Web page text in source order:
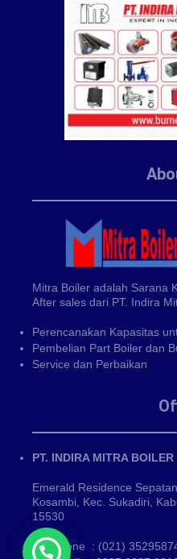
Mitra Boiler adalah Sarana
After sales dari PT. Indira
Perencanakan Kapasitas
Pembelian Part Boiler dan
Service dan Perbaikan
PT. INDIRA MITRA BOILER
Emerald Residence
Kosambi, Kec. Sukadiri,
15530
Phone : (021)